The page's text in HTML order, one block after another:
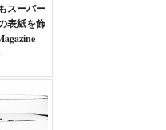
スーパー
表紙を飾